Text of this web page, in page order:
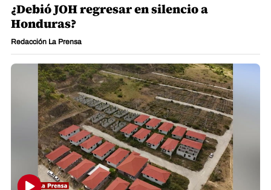
¿Debió JOH regresar en silencio a
Honduras?
Redacción La Prensa